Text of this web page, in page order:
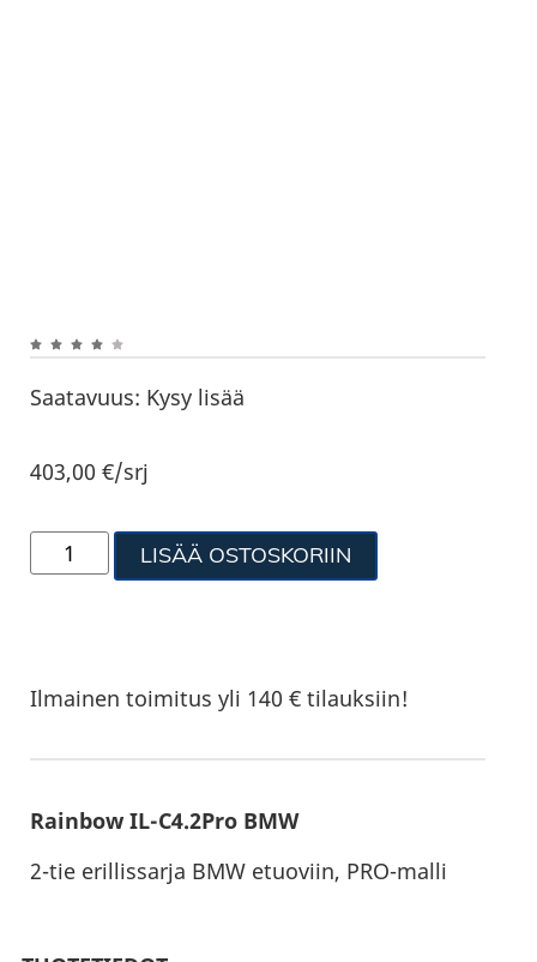
Saatavuus: Kysy lisää
403,00€/srj
LISÄÄ OSTOSKORIIN
Ilmainen toimitus yli 140 € tilauksiin!
Rainbow IL-C4.2Pro BMW
2-tie erillissarja BMW etuoviin, PRO-malli